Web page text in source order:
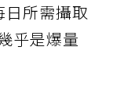
所需攝取
乎是爆量